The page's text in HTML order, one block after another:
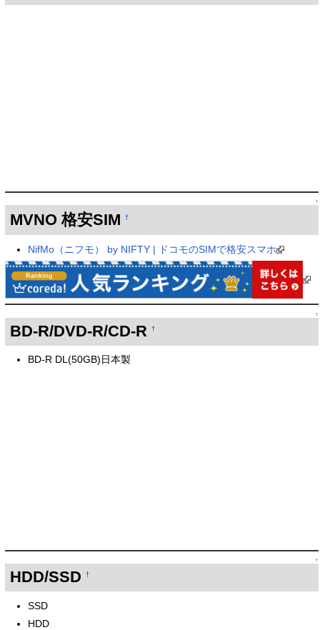
↑
MVNO 格安SIM †
NifMo（ニフモ） by NIFTY | ドコモのSIMで格安スマホ
↑
BD-R/DVD-R/CD-R †
BD-R DL(50GB)日本製
↑
HDD/SSD †
SSD
HDD